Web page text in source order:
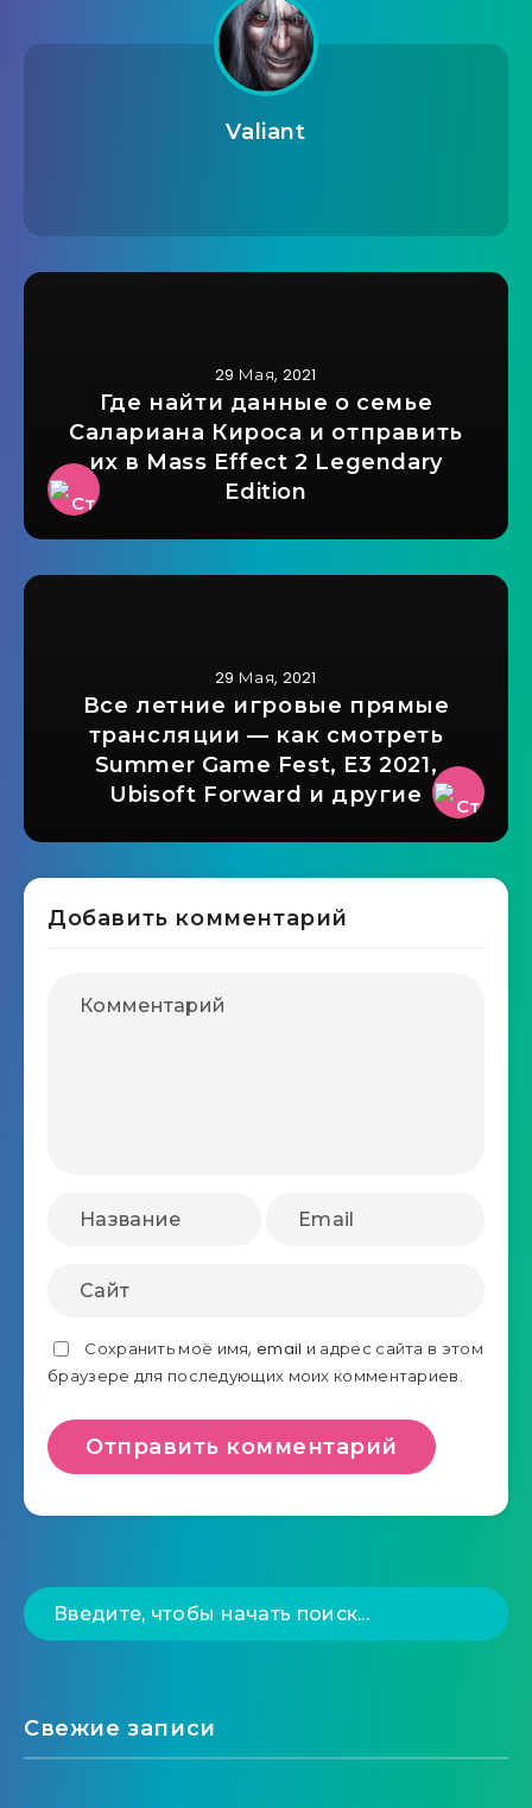
Valiant
29 Мая, 2021
Где найти данные о семье
Салариана Кироса и отправить
их в Mass Effect 2 Legendary
Edition
29 Мая, 2021
Все летние игровые прямые
трансляции — как смотреть
Summer Game Fest, E3 2021,
Ubisoft Forward и другие
Добавить комментарий
Сохранить моё имя, email и адрес сайта в этом
браузере для последующих моих комментариев.
Свежие записи